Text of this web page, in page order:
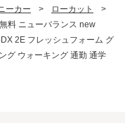
ーカー > ローカット
>
ニューバランス new
2E フレッシュフォーム グ
グ ウォーキング 通勤 通学